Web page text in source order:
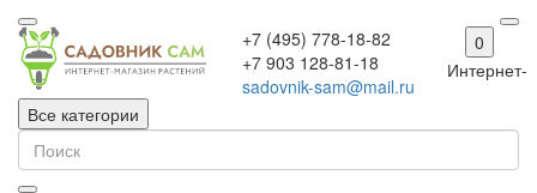
+7 (495) 778-18-82
+7 903 128-81-18
sadovnik-sam@mail.ru
0
Все категории
Интернет-